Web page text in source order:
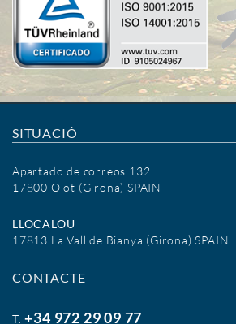
SITUACIÓ
Apartado de correos 132
17800 Olot (Girona) SPAIN
LLOCALOU
17813 La Vall de Bianya (Girona) SPAIN
CONTACTE
T.+34 972 29 09 77